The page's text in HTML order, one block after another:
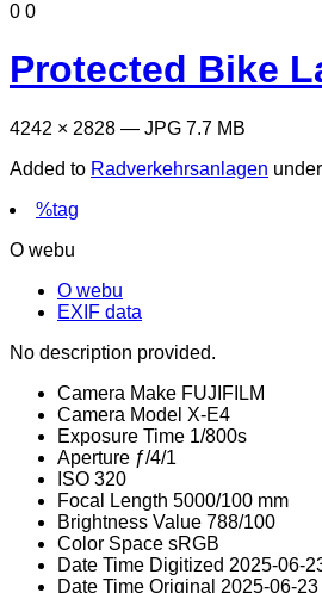
0 0
Protected Bike
4242 × 2828 — JPG 7.7 MB
Added to Radverkehrsanlagen under
%tag
O webu
O webu
EXIF data
No description provided.
Camera Make FUJIFILM
Camera Model X-E4
Exposure Time 1/800s
Aperture ƒ/4/1
ISO 320
Focal Length 5000/100 mm
Brightness Value 788/100
Color Space sRGB
Date Time Digitized 2025-06-
Date Time Original 2025-06-